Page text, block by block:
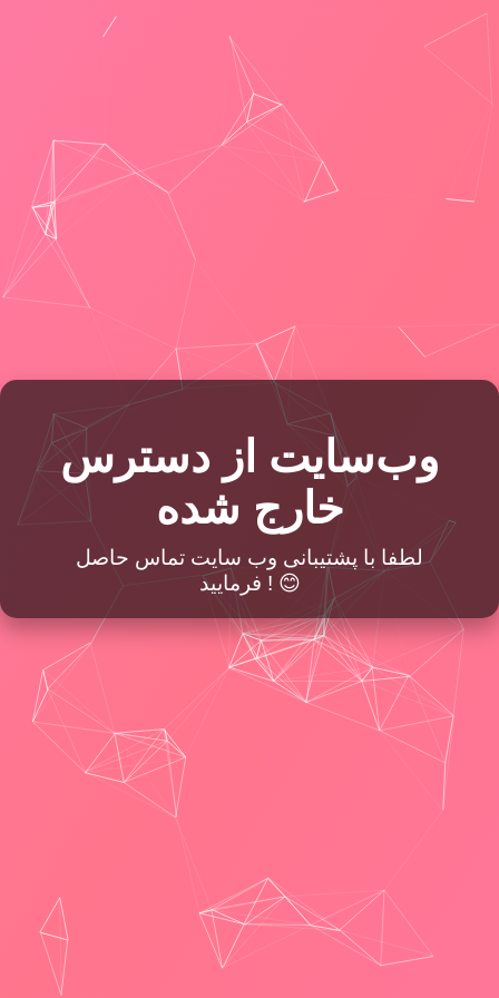
وب‌سایت از دسترس
خارج شده
لطفا با پشتیبانی وب سایت تماس حاصل
فرمایید ! 😊